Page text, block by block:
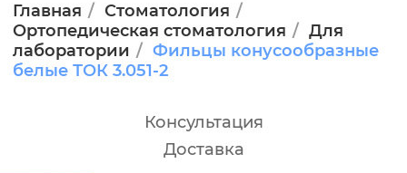
Главная
Стоматология
Ортопедическая стоматология
Для
лаборатории
Фильцы конусообразные
белые ТОК 3.051-2
Консультация
Доставка